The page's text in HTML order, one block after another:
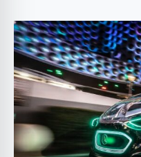
Ce
este
Clasa
O?
Mercedes-
Benz
înregistrează
denumiri